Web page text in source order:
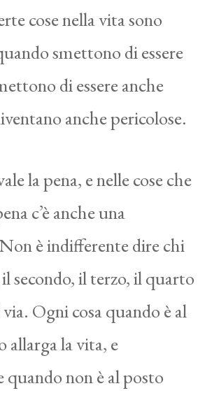
cose nella vita sono
smettono di essere
di essere anche
anche pericolose.
la pena, e nelle cose che
c’è anche una
è indifferente dire chi
secondo, il terzo, il quarto
Ogni cosa quando è al
allarga la vita, e
non è al posto